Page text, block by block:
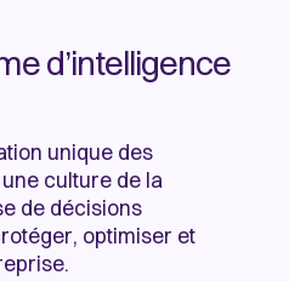
d’intelligence
unique des
culture de la
de décisions
optimiser et